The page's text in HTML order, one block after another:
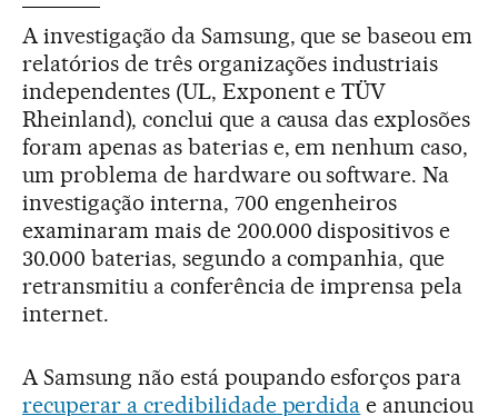
A investigação da Samsung, que se baseou em
relatórios de três organizações industriais
independentes (UL, Exponent e TÜV
Rheinland), conclui que a causa das explosões
foram apenas as baterias e, em nenhum caso,
um problema de hardware ou software. Na
investigação interna, 700 engenheiros
examinaram mais de 200.000 dispositivos e
30.000 baterias, segundo a companhia, que
retransmitiu a conferência de imprensa pela
internet.
A Samsung não está poupando esforços para
recuperar a credibilidade perdida e anunciou